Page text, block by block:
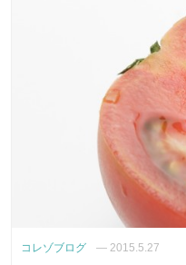
コレゾブログ — 2015.5.27